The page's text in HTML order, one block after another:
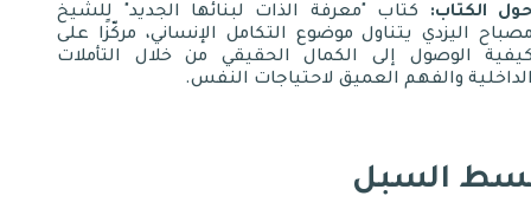
الكتاب: كتاب "معرفة الذات لبنائها الجديد" للشيخ
اليزدي يتناول موضوع التكامل الإنساني، مركّزًا على
الوصول إلى الكمال الحقيقي من خلال التأملات
والفهم العميق لاحتياجات النفس.
السبل